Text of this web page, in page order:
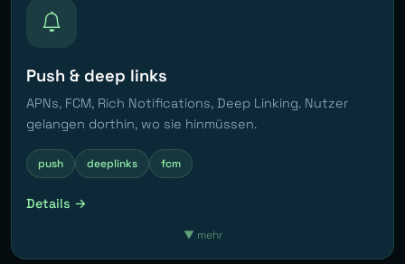
Push & deep links
APNs, FCM, Rich Notifications, Deep Linking. Nutzer
gelangen dorthin, wo sie hinmüssen.
push deeplinks fcm
Details →
▼ mehr